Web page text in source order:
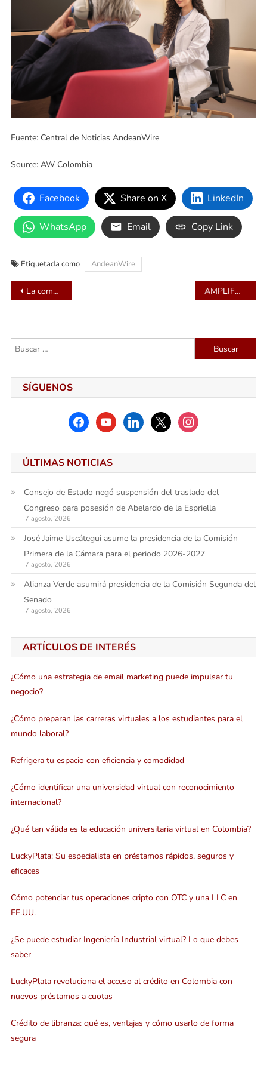
Fuente: Central de Noticias AndeanWire
Source: AW Colombia
Facebook Share on X LinkedIn
WhatsApp Email Copy Link
Etiquetada como AndeanWire
Navegación
entradas
La combinación ideal para el regreso a clases con al mejor estilo AI de OPPO AMPLIFON SE POSICIONA COMO UNO DE LOS PRINCIPALES EMPLEADORES 2025 EN COLOMBIA Y AMÉRICA LATINA
Buscar:
SÍGUENOS
facebookyoutubelinkedinx instagram
ÚLTIMAS NOTICIAS
Consejo de Estado negó suspensión del traslado del
Congreso para posesión de Abelardo de la Espriella
7 agosto, 2026
José Jaime Uscátegui asume la presidencia de la Comisión
Primera de la Cámara para el periodo 2026-2027
7 agosto, 2026
Alianza Verde asumirá presidencia de la Comisión Segunda del
Senado
7 agosto, 2026
ARTÍCULOS DE INTERÉS
¿Cómo una estrategia de email marketing puede impulsar tu
negocio?
¿Cómo preparan las carreras virtuales a los estudiantes para el
mundo laboral?
Refrigera tu espacio con eficiencia y comodidad
¿Cómo identificar una universidad virtual con reconocimiento
internacional?
¿Qué tan válida es la educación universitaria virtual en Colombia?
LuckyPlata: Su especialista en préstamos rápidos, seguros y
eficaces
Cómo potenciar tus operaciones cripto con OTC y una LLC en
EE.UU.
¿Se puede estudiar Ingeniería Industrial virtual? Lo que debes
saber
LuckyPlata revoluciona el acceso al crédito en Colombia con
nuevos préstamos a cuotas
Crédito de libranza: qué es, ventajas y cómo usarlo de forma
segura